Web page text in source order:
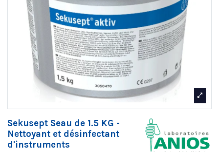
Sekusept Seau de 1.5 KG -
Nettoyant et désinfectant
d'instruments